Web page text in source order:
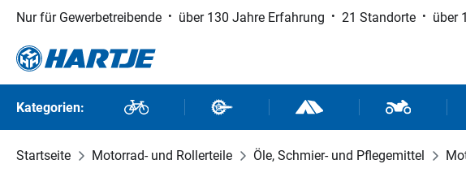
Hauptinhalt springen
Zur Suche springen
Zur Hauptnavigation springen
Nur für Gewerbetreibende über 130 Jahre Erfahrung 21 Standorte über
Kategorien: Fahrräder Fahrradteile Outdoor und SportMotorrad-
Startseite Motorrad- und Rollerteile Öle, Schmier- und Pflegemittel